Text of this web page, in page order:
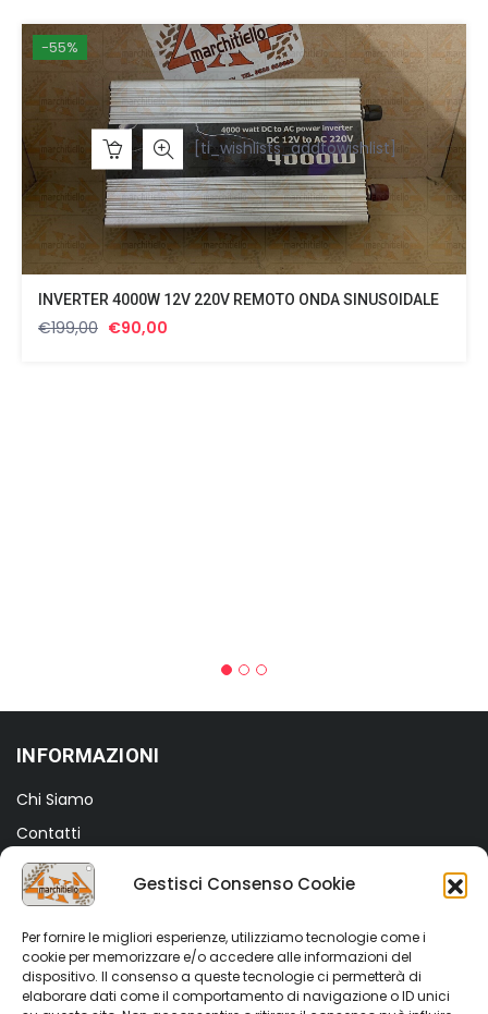
Gestisci Consenso Cookie
Per fornire le migliori esperienze, utilizziamo tecnologie come i
cookie per memorizzare e/o accedere alle informazioni del
dispositivo. Il consenso a queste tecnologie ci permetterà di
elaborare dati come il comportamento di navigazione o ID unici
-55%
[ti_wishlists_addtowishlist]
INVERTER 4000W 12V 220V REMOTO ONDA SINUSOIDALE
€199,00 Il€90,00
INFORMAZIONI
Chi Siamo
Contatti
Termini e Condizioni
Privacy Policy
Cookie Policy (UE)
SHOP